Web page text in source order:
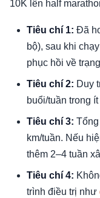
10K lên half
Tiêu chí 1: Đã
bộ), sau khi
phục hồi về
Tiêu chí 2: Duy
buổi/tuần trong
Tiêu chí 3:
km/tuần. Nếu
thêm 2–4 tuần
Tiêu chí 4:
trình điều trị như